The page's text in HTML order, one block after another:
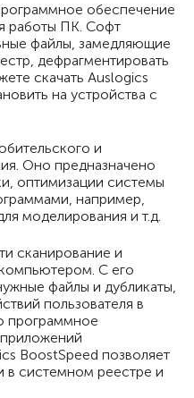
обеспечение
работы ПК. Софт
файлы, замедляющие
дефрагментировать
скачать Auslogics
на устройства с
и
Оно предназначено
оптимизации системы
например,
моделирования и т.д.
сканирование и
С его
файлы и дубликаты,
пользователя в
программное
BoostSpeed позволяет
в системном реестре и